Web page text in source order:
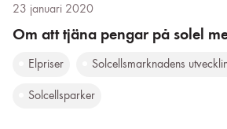
23 januari 2020
Om att tjäna pengar på solel
Elpriser Solcellsmarknadens
Solcellsparker